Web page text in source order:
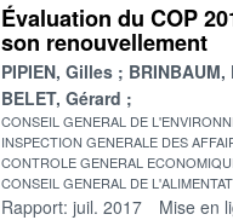
Évaluation du COP
son renouvellement
PIPIEN, Gilles
BELET, Gérard
CONSEIL GENERAL DE
INSPECTION GENERALE DES
CONTROLE GENERAL
CONSEIL GENERAL DE
Rapport: juil. 2017 Mise en